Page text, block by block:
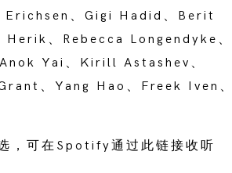
、Gigi Hadid、Berit
、Rebecca Longendyke、
Yai、Kirill Astashev、
、Yang Hao、Freek Iven、
，可在 Spotify通过此链接收听